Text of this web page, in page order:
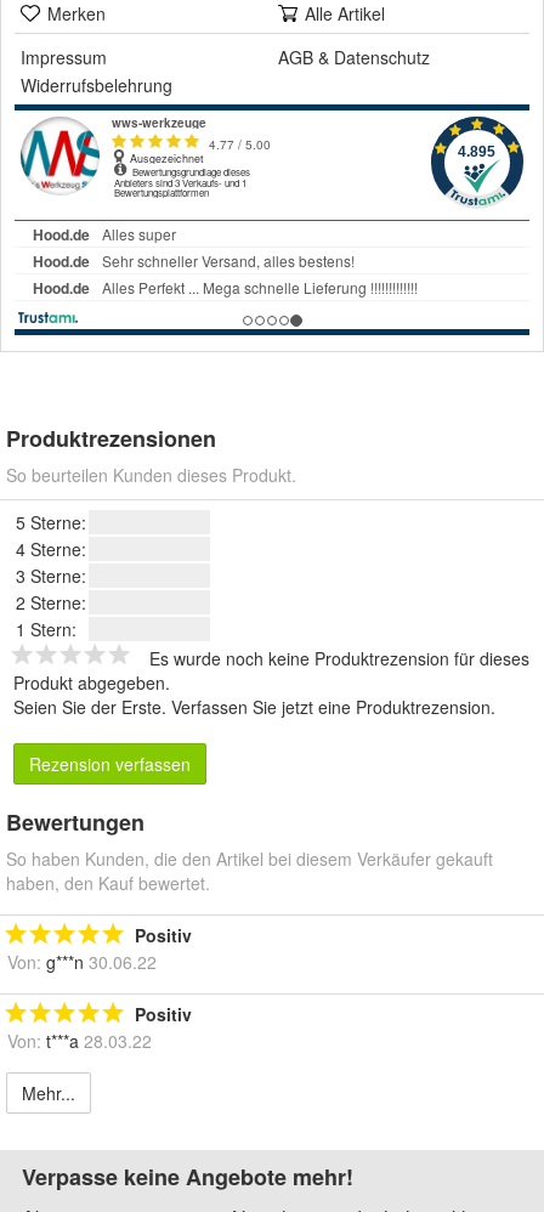
Merken
Alle Artikel
Impressum
AGB & Datenschutz
Widerrufsbelehrung
Produktrezensionen
So beurteilen Kunden dieses Produkt.
5 Sterne:
4 Sterne:
3 Sterne:
2 Sterne:
1 Stern:
Es wurde noch keine Produktrezension für dieses
Produkt abgegeben.
Seien Sie der Erste. Verfassen Sie jetzt eine Produktrezension.
Rezension verfassen
Bewertungen
So haben Kunden, die den Artikel bei diesem Verkäufer gekauft
haben, den Kauf bewertet.
Positiv
Von: g***n 30.06.22
Positiv
Von: t***a 28.03.22
Mehr...
Verpasse keine Angebote mehr!